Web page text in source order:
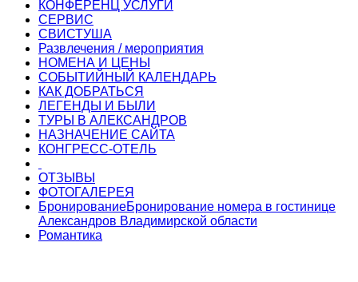
КОНФЕРЕНЦ УСЛУГИ
СЕРВИС
СВИСТУША
Развлечения / мероприятия
НОМЕНА И ЦЕНЫ
СОБЫТИЙНЫЙ КАЛЕНДАРЬ
КАК ДОБРАТЬСЯ
ЛЕГЕНДЫ И БЫЛИ
ТУРЫ В АЛЕКСАНДРОВ
НАЗНАЧЕНИЕ САЙТА
КОНГРЕСС-ОТЕЛЬ
ОТЗЫВЫ
ФОТОГАЛЕРЕЯ
БронированиеБронирование номера в гостинице
Александров Владимирской области
Романтика